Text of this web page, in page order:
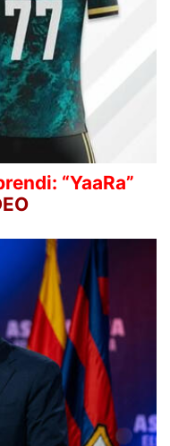
“YaaRa”